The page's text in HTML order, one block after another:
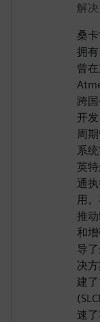
解
桑
拥
曾
跨
开
周
系
英
通
用
推
和
导
决
建
速